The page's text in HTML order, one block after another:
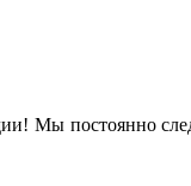
постоянно